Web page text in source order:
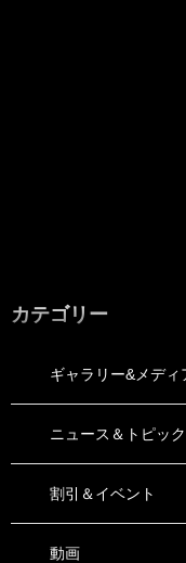
カテゴリー
ギャラリー&メディ
ニュース＆トピッ
割引＆イベント
動画